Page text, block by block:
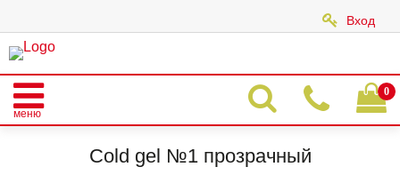
Вход
меню
0
Cold gel №1 прозрачный